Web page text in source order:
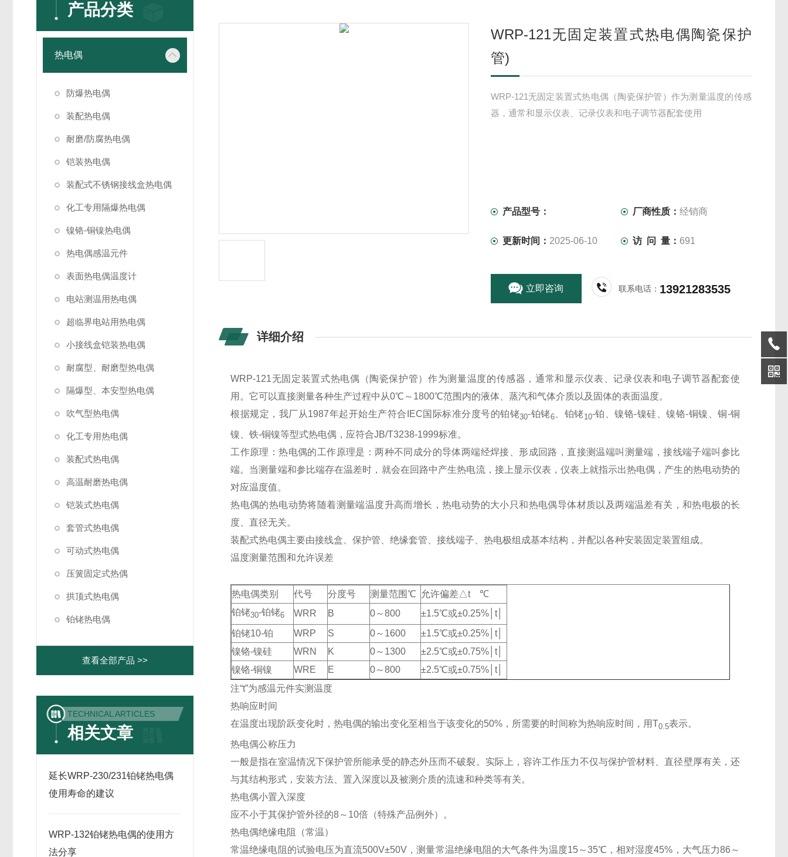
产品分类
热电偶
防爆热电偶
装配热电偶
耐磨/防腐热电偶
铠装热电偶
装配式不锈钢接线盒热电偶
化工专用隔爆热电偶
镍铬-铜镍热电偶
热电偶感温元件
表面热电偶温度计
电站测温用热电偶
超临界电站用热电偶
小接线盒铠装热电偶
耐腐型、耐磨型热电偶
隔爆型、本安型热电偶
吹气型热电偶
化工专用热电偶
装配式热电偶
高温耐磨热电偶
铠装式热电偶
套管式热电偶
可动式热电偶
压簧固定式热偶
拱顶式热电偶
铂铑热电偶
查看全部产品 >>
TECHNICAL ARTICLES
相关文章
延长WRP-230/231铂铑热电偶
使用寿命的建议
WRP-132铂铑热电偶的使用方
法分享
WRP-121无固定装置式热电偶陶瓷保护
管)
WRP-121无固定装置式热电偶（陶瓷保护管）作为测量温度的传感
器，通常和显示仪表、记录仪表和电子调节器配套使用
产品型号： 厂商性质：经销商
更新时间： 2025-06-10 访 问 量： 691
立即咨询 联系电话： 13921283535
详细介绍
WRP-121无固定装置式热电偶（陶瓷保护管）作为测量温度的传感器，通常和显示仪表、记录仪表和电子调节器配套使
用。它可以直接测量各种生产过程中从0℃～1800℃范围内的液体、蒸汽和气体介质以及固体的表面温度。
根据规定，我厂从1987年起开始生产符合IEC国际标准分度号的铂铑30-铂铑6、铂铑10-铂、镍铬-镍硅、镍铬-铜镍、铜-铜
镍、铁-铜镍等型式热电偶，应符合JB/T3238-1999标准。
工作原理：热电偶的工作原理是：两种不同成分的导体两端经焊接、形成回路，直接测温端叫测量端，接线端子端叫参比
端。当测量端和参比端存在温差时，就会在回路中产生热电流，接上显示仪表，仪表上就指示出热电偶，产生的热电动势的
对应温度值。
热电偶的热电动势将随着测量端温度升高而增长，热电动势的大小只和热电偶导体材质以及两端温差有关，和热电极的长
度、直径无关。
装配式热电偶主要由接线盒、保护管、绝缘套管、接线端子、热电极组成基本结构，并配以各种安装固定装置组成。
温度测量范围和允许误差
热电偶类别 代号 分度号 测量范围℃
允许偏差△t ℃
铂铑30-铂铑6 WRR B 0～800
±1.5℃或±0.25%│t│
铂铑10-铂
WRP S 0～1600
±1.5℃或±0.25%│t│
镍铬-镍硅
WRN K 0～1300
±2.5℃或±0.75%│t│
镍铬-铜镍
WRE E 0～800
±2.5℃或±0.75%│t│
注“t”为感温元件实测温度
热响应时间
在温度出现阶跃变化时，热电偶的输出变化至相当于该变化的50%，所需要的时间称为热响应时间，用T0.5表示。
热电偶公称压力
一般是指在室温情况下保护管所能承受的静态外压而不破裂。实际上，容许工作压力不仅与保护管材料、直径壁厚有关，还
与其结构形式，安装方法、置入深度以及被测介质的流速和种类等有关。
热电偶小置入深度
应不小于其保护管外径的8～10倍（特殊产品例外）。
热电偶绝缘电阻（常温）
常温绝缘电阻的试验电压为直流500V±50V，测量常温绝缘电阻的大气条件为温度15～35℃，相对湿度45%，大气压力86～